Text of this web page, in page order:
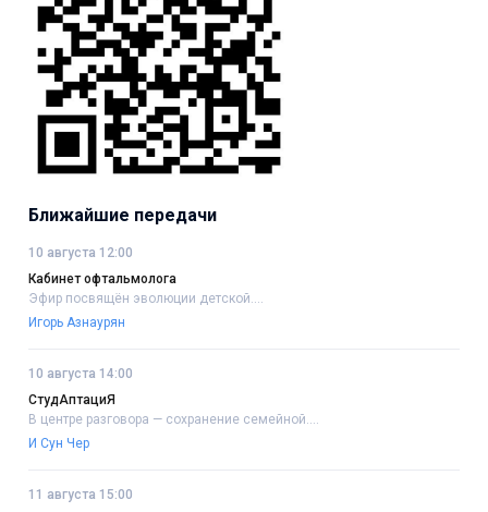
Ближайшие передачи
10 августа 12:00
Кабинет офтальмолога
Эфир посвящён эволюции детской....
Игорь Азнаурян
10 августа 14:00
СтудАптациЯ
В центре разговора — сохранение семейной....
И Сун Чер
11 августа 15:00